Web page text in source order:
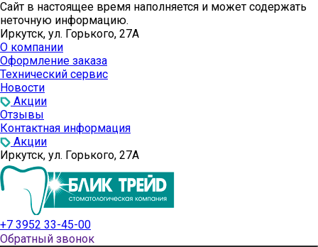
Сайт в настоящее время наполняется и может содержать
неточную информацию.
Иркутск, ул. Горького, 27А
О компании
Оформление заказа
Технический сервис
Новости
Акции
Отзывы
Контактная информация
Акции
Иркутск, ул. Горького, 27А
+7 3952 33-45-00
Обратный звонок